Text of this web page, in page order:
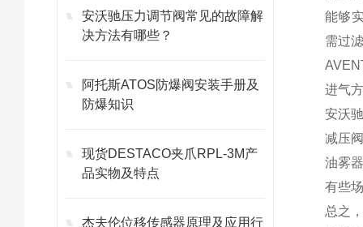
安沃驰压力调节阀常见的故障解
决方法有哪些？
阿托斯ATOS防爆阀安装手册及
防爆知识
现货DESTACO夹爪RPL-3M产
品实物及特点
杰夫伦位移传感器原理及应用行
能够
需过
进气
安沃
减压
油雾
有些
总之